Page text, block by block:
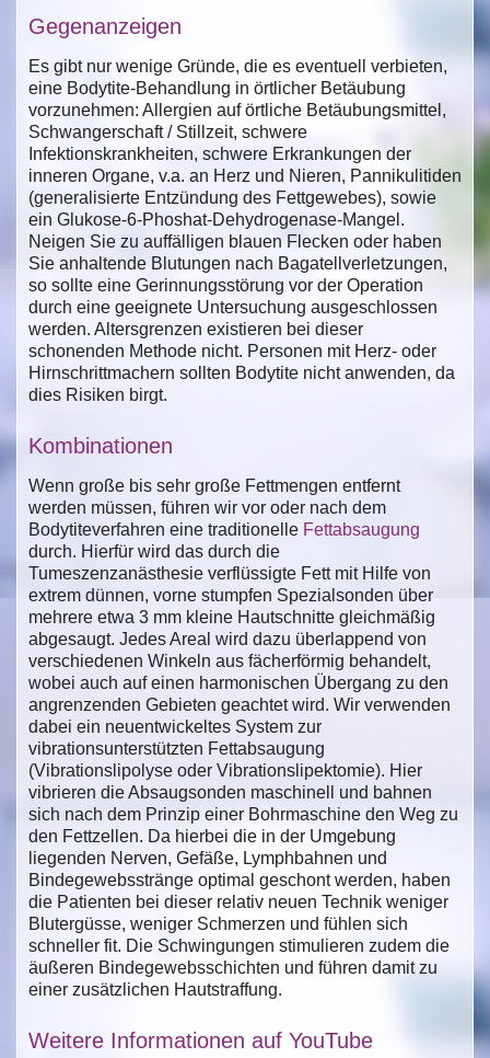
Gegenanzeigen
Es gibt nur wenige Gründe, die es eventuell verbieten,
eine Bodytite-Behandlung in örtlicher Betäubung
vorzunehmen: Allergien auf örtliche Betäubungsmittel,
Schwangerschaft / Stillzeit, schwere
Infektionskrankheiten, schwere Erkrankungen der
inneren Organe, v.a. an Herz und Nieren, Pannikulitiden
(generalisierte Entzündung des Fettgewebes), sowie
ein Glukose-6-Phoshat-Dehydrogenase-Mangel.
Neigen Sie zu auffälligen blauen Flecken oder haben
Sie anhaltende Blutungen nach Bagatellverletzungen,
so sollte eine Gerinnungsstörung vor der Operation
durch eine geeignete Untersuchung ausgeschlossen
werden. Altersgrenzen existieren bei dieser
schonenden Methode nicht. Personen mit Herz- oder
Hirnschrittmachern sollten Bodytite nicht anwenden, da
dies Risiken birgt.
Kombinationen
Wenn große bis sehr große Fettmengen entfernt
werden müssen, führen wir vor oder nach dem
Bodytiteverfahren eine traditionelle Fettabsaugung
durch. Hierfür wird das durch die
Tumeszenzanästhesie verflüssigte Fett mit Hilfe von
extrem dünnen, vorne stumpfen Spezialsonden über
mehrere etwa 3 mm kleine Hautschnitte gleichmäßig
abgesaugt. Jedes Areal wird dazu überlappend von
verschiedenen Winkeln aus fächerförmig behandelt,
wobei auch auf einen harmonischen Übergang zu den
angrenzenden Gebieten geachtet wird. Wir verwenden
dabei ein neuentwickeltes System zur
vibrationsunterstützten Fettabsaugung
(Vibrationslipolyse oder Vibrationslipektomie). Hier
vibrieren die Absaugsonden maschinell und bahnen
sich nach dem Prinzip einer Bohrmaschine den Weg zu
den Fettzellen. Da hierbei die in der Umgebung
liegenden Nerven, Gefäße, Lymphbahnen und
Bindegewebsstränge optimal geschont werden, haben
die Patienten bei dieser relativ neuen Technik weniger
Blutergüsse, weniger Schmerzen und fühlen sich
schneller fit. Die Schwingungen stimulieren zudem die
äußeren Bindegewebsschichten und führen damit zu
einer zusätzlichen Hautstraffung.
Weitere Informationen auf YouTube